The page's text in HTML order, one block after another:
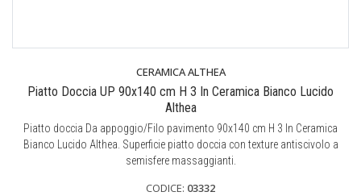
CERAMICA ALTHEA
Piatto Doccia UP 90x140 cm H 3 In Ceramica Bianco Lucido
Althea
Piatto doccia Da appoggio/Filo pavimento 90x140 cm H 3 In Ceramica
Bianco Lucido Althea. Superficie piatto doccia con texture antiscivolo a
semisfere massaggianti.
CODICE: 03332